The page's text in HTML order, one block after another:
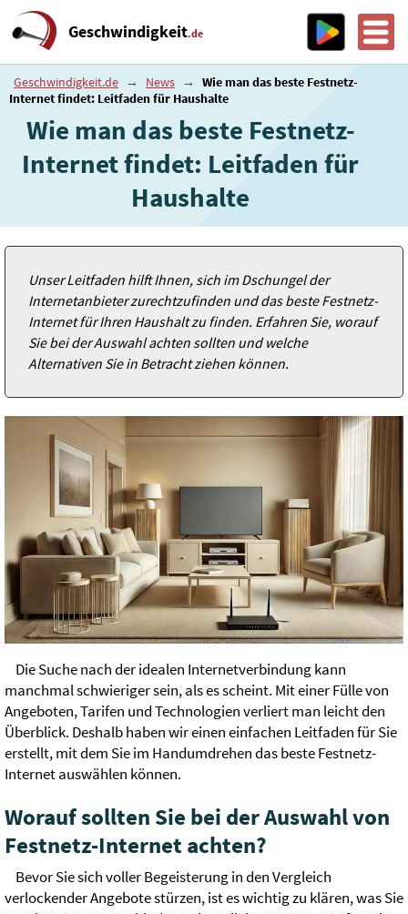
Geschwindigkeit.de
Geschwindigkeit.de → News →
Wie man das beste Festnetz-
Internet findet: Leitfaden für Haushalte
Wie man das beste Festnetz-
Internet findet: Leitfaden für
Haushalte
Unser Leitfaden hilft Ihnen, sich im Dschungel der
Internetanbieter zurechtzufinden und das beste Festnetz-
Internet für Ihren Haushalt zu finden. Erfahren Sie, worauf
Sie bei der Auswahl achten sollten und welche
Alternativen Sie in Betracht ziehen können.
Die Suche nach der idealen Internetverbindung kann
manchmal schwieriger sein, als es scheint. Mit einer Fülle von
Angeboten, Tarifen und Technologien verliert man leicht den
Überblick. Deshalb haben wir einen einfachen Leitfaden für Sie
erstellt, mit dem Sie im Handumdrehen das beste Festnetz-
Internet auswählen können.
Worauf sollten Sie bei der Auswahl von
Festnetz-Internet achten?
Bevor Sie sich voller Begeisterung in den Vergleich
verlockender Angebote stürzen, ist es wichtig zu klären, was Sie